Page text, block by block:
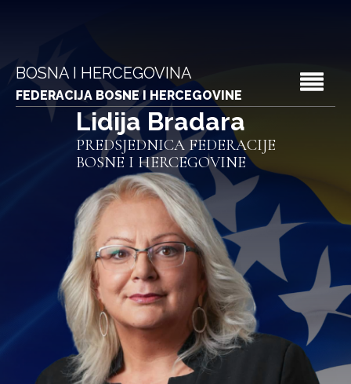
BOSNA I HERCEGOVINA
FEDERACIJA BOSNE I HERCEGOVINE
Lidija Bradara
PREDSJEDNICA FEDERACIJE
BOSNE I HERCEGOVINE